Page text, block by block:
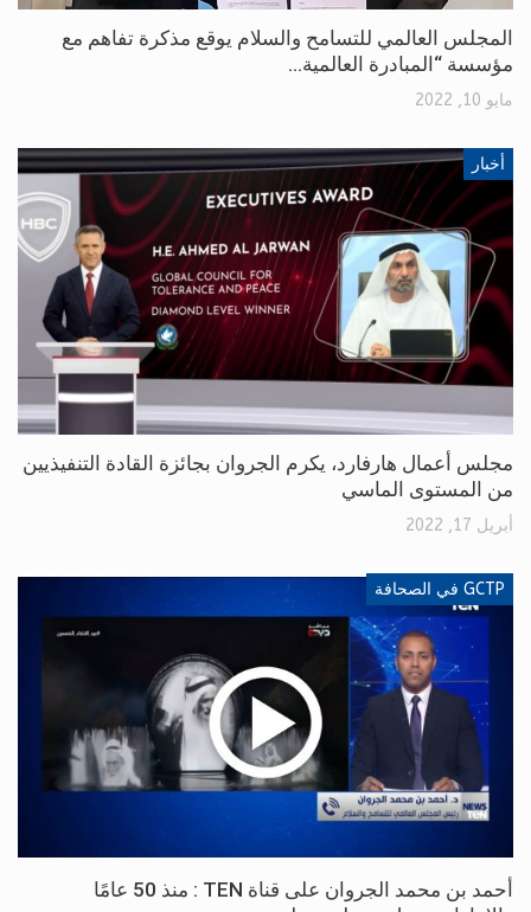
المجلس العالمي للتسامح والسلام يوقع مذكرة تفاهم مع
مؤسسة “المبادرة العالمية…
مايو 10, 2022
أخبار
مجلس أعمال هارفارد، يكرم الجروان بجائزة القادة التنفيذيين
من المستوى الماسي
أبريل 17, 2022
GCTP في الصحافة
أحمد بن محمد الجروان على قناة TEN : منذ 50 عامًا